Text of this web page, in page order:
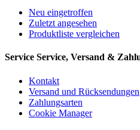
Neu eingetroffen
Zuletzt angesehen
Produktliste vergleichen
Service Service, Versand &
Kontakt
Versand und Rücksendungen
Zahlungsarten
Cookie Manager